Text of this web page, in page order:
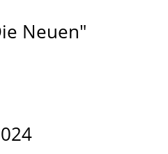
Neuen"